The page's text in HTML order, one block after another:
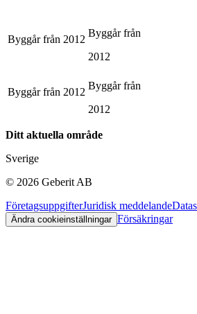
Byggår från 2012
Byggår från
2012
Byggår från 2012
Byggår från
2012
Ditt aktuella område
Sverige
© 2026 Geberit AB
FöretagsuppgifterJuridisk meddelande
Ändra cookieinställningar Försäkringar